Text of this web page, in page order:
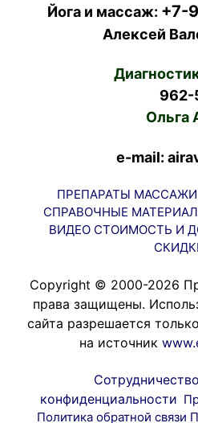
Йога и массаж: +7-
Алексей
Ольга
e-mail:
ПРЕПАРАТЫ МАССАЖИ
СПРАВОЧНЫЕ
ВИДЕО СТОИМОСТЬ И
Copyright © 2000-2026
права защищены.
сайта разрешается
на источник
Сотрудничество
конфиденциальности
Политика обратной связи